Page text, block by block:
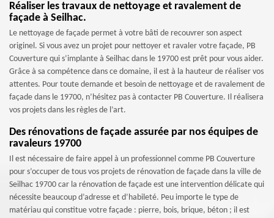
Réaliser les travaux de nettoyage et ravalement de
façade à Seilhac.
Le nettoyage de façade permet à votre bâti de recouvrer son aspect
originel. Si vous avez un projet pour nettoyer et ravaler votre façade, PB
Couverture qui s’implante à Seilhac dans le 19700 est prêt pour vous aider.
Grâce à sa compétence dans ce domaine, il est à la hauteur de réaliser vos
attentes. Pour toute demande et besoin de nettoyage et de ravalement de
façade dans le 19700, n’hésitez pas à contacter PB Couverture. Il réalisera
vos projets dans les règles de l’art.
Des rénovations de façade assurée par nos équipes de
ravaleurs 19700
Il est nécessaire de faire appel à un professionnel comme PB Couverture
pour s’occuper de tous vos projets de rénovation de façade dans la ville de
Seilhac 19700 car la rénovation de façade est une intervention délicate qui
nécessite beaucoup d’adresse et d’habileté. Peu importe le type de
matériau qui constitue votre façade : pierre, bois, brique, béton ; il est